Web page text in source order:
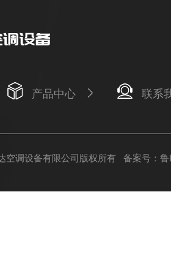
产品中心 联系
空调设备有限公司版权所有 备案号：